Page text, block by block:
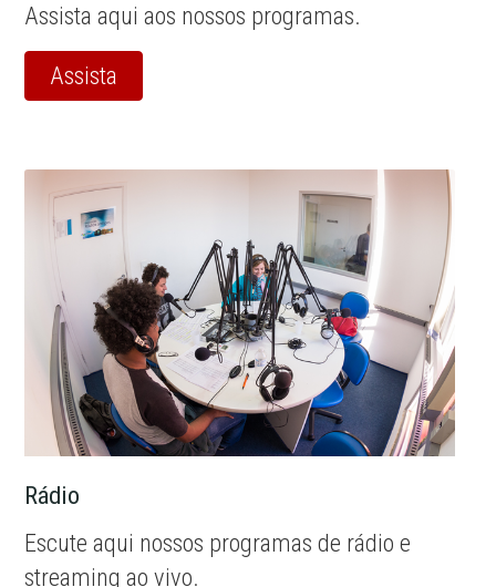
Assista aqui aos nossos programas.
Assista
Rádio
Escute aqui nossos programas de rádio e
streaming ao vivo.